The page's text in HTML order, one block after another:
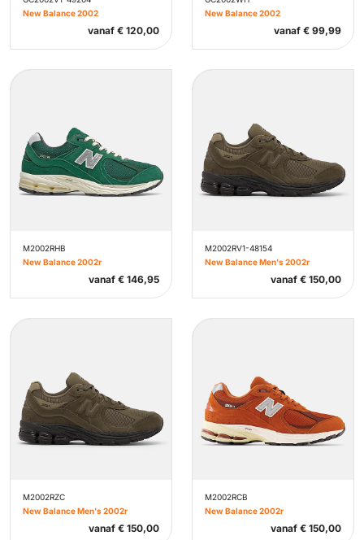
New Balance 2002
vanaf € 120,00
New Balance 2002
vanaf € 99,99
M2002RHB
New Balance 2002r
vanaf € 146,95
M2002RV1-48154
New Balance Men's 2002r
vanaf € 150,00
M2002RZC
New Balance Men's 2002r
vanaf € 150,00
M2002RCB
New Balance 2002r
vanaf € 150,00